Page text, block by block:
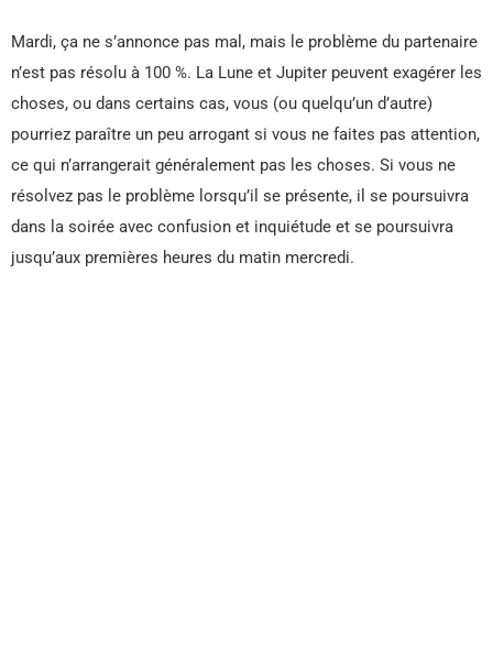
Mardi, ça ne s’annonce pas mal, mais le problème du partenaire
n’est pas résolu à 100 %. La Lune et Jupiter peuvent exagérer les
choses, ou dans certains cas, vous (ou quelqu’un d’autre)
pourriez paraître un peu arrogant si vous ne faites pas attention,
ce qui n’arrangerait généralement pas les choses. Si vous ne
résolvez pas le problème lorsqu’il se présente, il se poursuivra
dans la soirée avec confusion et inquiétude et se poursuivra
jusqu’aux premières heures du matin mercredi.